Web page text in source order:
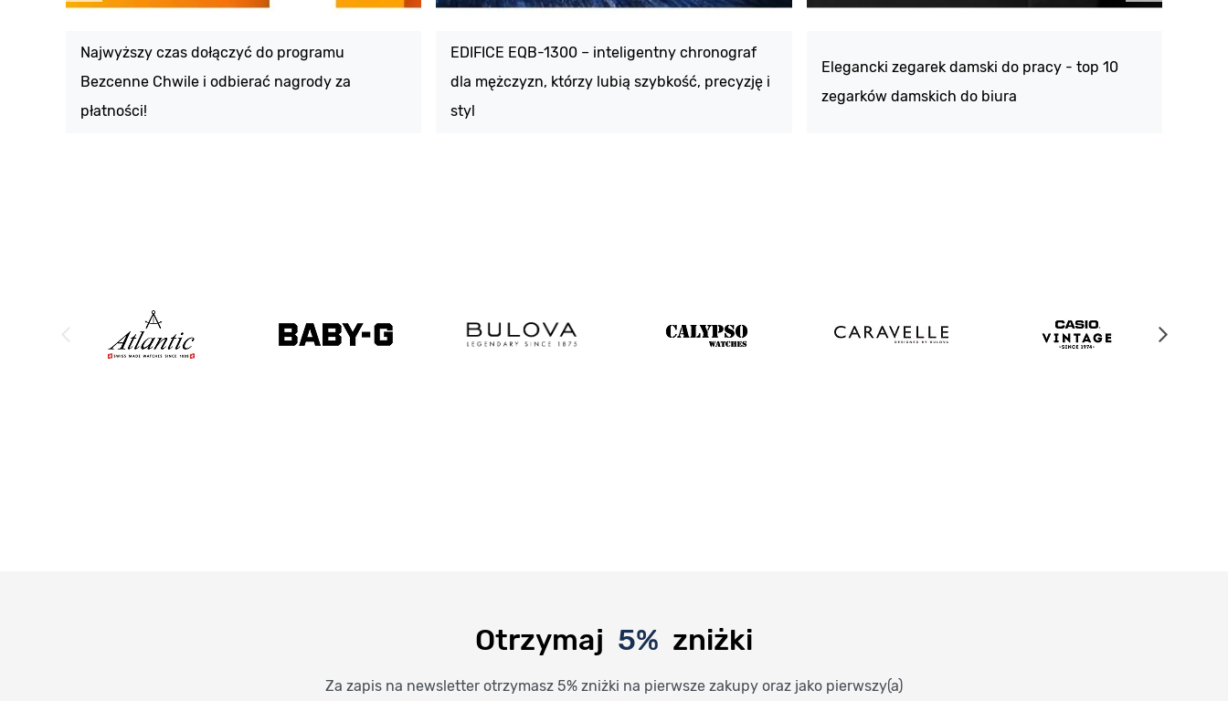
Najwyższy czas dołączyć do programu
Bezcenne Chwile i odbierać nagrody za
płatności!
EDIFICE EQB-1300 – inteligentny chronograf
dla mężczyzn, którzy lubią szybkość, precyzję i
styl
Elegancki zegarek damski do pracy - top 10
zegarków damskich do biura
Otrzymaj 5% zniżki
Za zapis na newsletter otrzymasz 5% zniżki na pierwsze zakupy oraz jako pierwszy(a)